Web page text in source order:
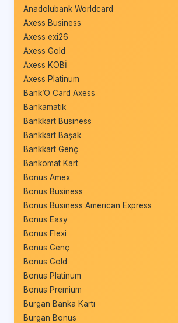
Anadolubank Worldcard
Axess Business
Axess exi26
Axess Gold
Axess KOBİ
Axess Platinum
Bank’O Card Axess
Bankamatik
Bankkart Business
Bankkart Başak
Bankkart Genç
Bankomat Kart
Bonus Amex
Bonus Business
Bonus Business American Express
Bonus Easy
Bonus Flexi
Bonus Genç
Bonus Gold
Bonus Platinum
Bonus Premium
Burgan Banka Kartı
Burgan Bonus